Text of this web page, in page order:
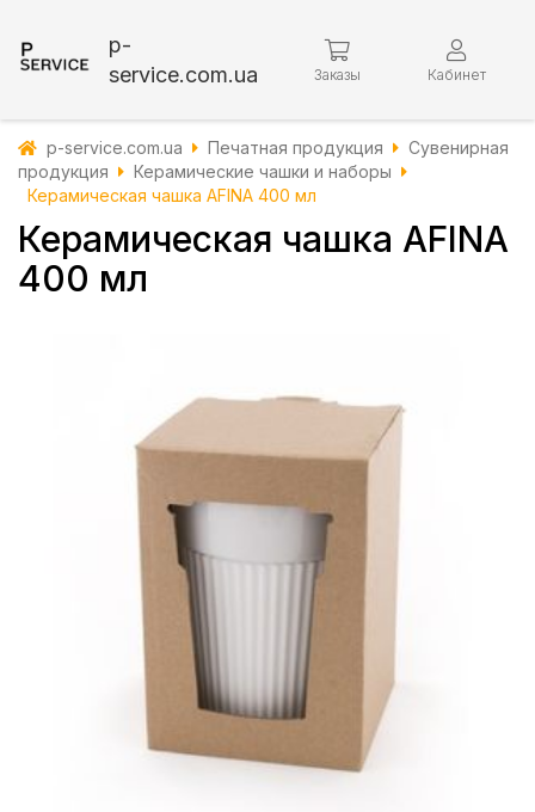
p-
service.com.ua
Заказы Кабинет
p-service.com.ua Печатная продукция
Сувенирная
продукция
Керамические чашки и наборы
Керамическая чашка AFINA 400 мл
Керамическая чашка AFINA
400 мл